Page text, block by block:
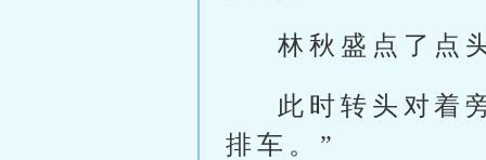
林秋盛点了点
此时转头对着
排车。”